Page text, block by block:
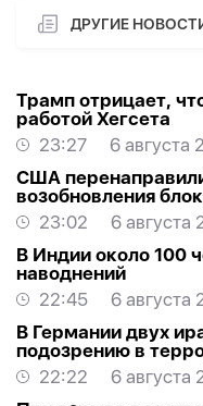
ДРУГИЕ
Трамп отрицает,
работой Хегсета
23:27
6 августа
США
возобновления
23:02
6 августа
В Индии около 100
наводнений
22:45
6 августа
В Германии двух
подозрению в
22:22
6 августа